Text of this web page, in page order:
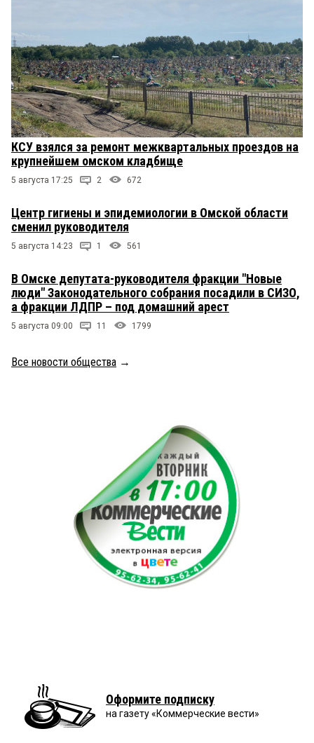
КСУ взялся за ремонт межквартальных проездов на
крупнейшем омском кладбище
5 августа 17:25 2 672
Центр гигиены и эпидемиологии в Омской области
сменил руководителя
5 августа 14:23 1 561
В Омске депутата-руководителя фракции "Новые
люди" Законодательного собрания посадили в СИЗО,
а фракции ЛДПР – под домашний арест
5 августа 09:00 11 1799
Все новости общества →
Оформите подписку
на газету «Коммерческие вести»